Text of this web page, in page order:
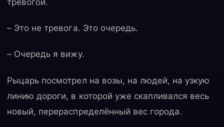
– Это не тревога. Это очередь.
– Очередь я вижу.
Рыцарь посмотрел на возы, на людей, на узкую
линию дороги, в которой уже скапливался весь
новый, перераспределённый вес города.